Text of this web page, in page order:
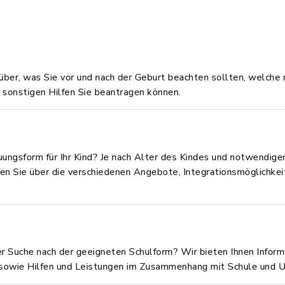
was Sie vor und nach der Geburt beachten sollten,
Hilfen Sie beantragen können.
für Ihr Kind? Je nach Alter des Kindes und
Sie über die verschiedenen Angebote,
Suche nach der geeigneten Schulform? Wir bieten Ihnen
Hilfen und Leistungen im Zusammenhang mit Schule und